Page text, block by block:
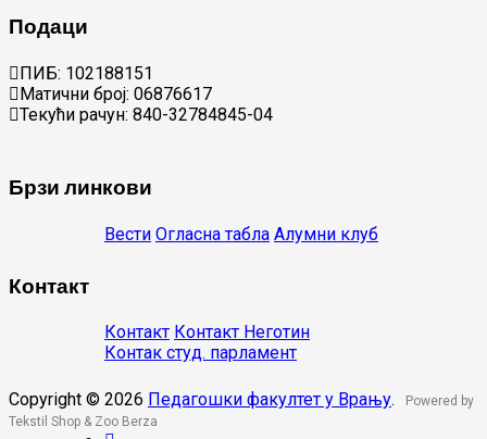
Подаци
ПИБ: 102188151
Матични број: 06876617
Текући рачун: 840-32784845-04
Брзи линкови
Вести Огласна табла Алумни клуб
Контакт
Контакт Контакт Неготин
Контак студ. парламент
Copyright © 2026 Педагошки факултет у Врању.
Powered by
Tekstil Shop & Zoo Berza